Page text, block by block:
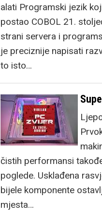
alati Programski jezik
postao COBOL 21.
strani servera i
je preciznije napisati
to isto…
čistih performansi
poglede. Usklađena
bijele komponente
mjesta…